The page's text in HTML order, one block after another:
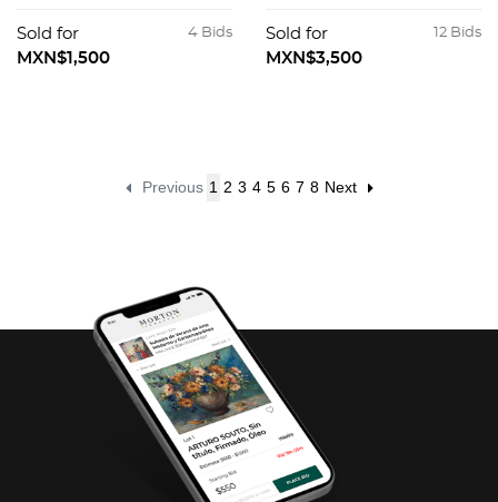
4 Bids
Sold for
MXN$1,500
Sylvester Stallone.
Impresión digital
12 Bids
Sold for
MXN$3,500
Previous 1 2 3 4 5 6 7 8 Next